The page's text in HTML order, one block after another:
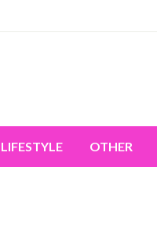
LIFESTYLE OTHER